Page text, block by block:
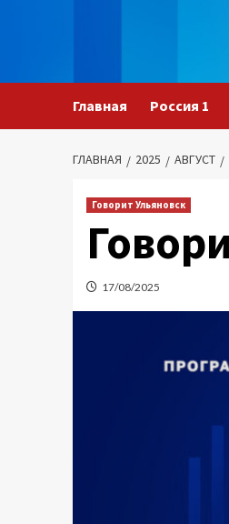
Главная Россия 1
ГЛАВНАЯ 2025 АВГУСТ
Говорит Ульяновск
17/08/2025